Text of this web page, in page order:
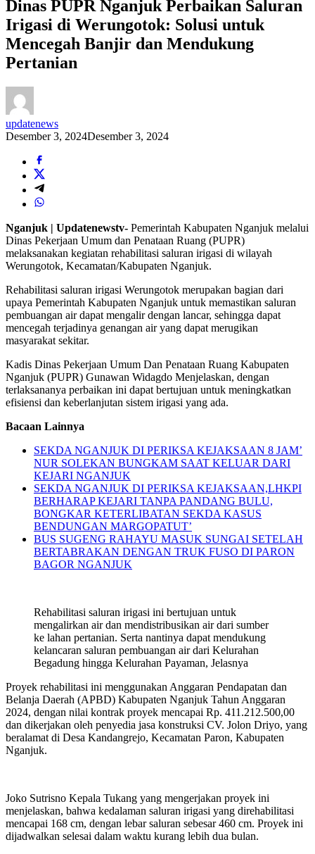
Dinas PUPR Nganjuk Perbaikan Saluran
Irigasi di Werungotok: Solusi untuk
Mencegah Banjir dan Mendukung
Pertanian
updatenews
Desember 3, 2024Desember 3, 2024
Nganjuk | Updatenewstv- Pemerintah Kabupaten Nganjuk melalui
Dinas Pekerjaan Umum dan Penataan Ruang (PUPR)
melaksanakan kegiatan rehabilitasi saluran irigasi di wilayah
Werungotok, Kecamatan/Kabupaten Nganjuk.
Rehabilitasi saluran irigasi Werungotok merupakan bagian dari
upaya Pemerintah Kabupaten Nganjuk untuk memastikan saluran
pembuangan air dapat mengalir dengan lancar, sehingga dapat
mencegah terjadinya genangan air yang dapat merugikan
masyarakat sekitar.
Kadis Dinas Pekerjaan Umum Dan Penataan Ruang Kabupaten
Nganjuk (PUPR) Gunawan Widagdo Menjelaskan, dengan
terlaksananya perbaikan ini dapat bertujuan untuk meningkatkan
efisiensi dan keberlanjutan sistem irigasi yang ada.
Bacaan Lainnya
SEKDA NGANJUK DI PERIKSA KEJAKSAAN 8 JAM’
NUR SOLEKAN BUNGKAM SAAT KELUAR DARI
KEJARI NGANJUK
SEKDA NGANJUK DI PERIKSA KEJAKSAAN,LHKPI
BERHARAP KEJARI TANPA PANDANG BULU,
BONGKAR KETERLIBATAN SEKDA KASUS
BENDUNGAN MARGOPATUT’
BUS SUGENG RAHAYU MASUK SUNGAI SETELAH
BERTABRAKAN DENGAN TRUK FUSO DI PARON
BAGOR NGANJUK
Rehabilitasi saluran irigasi ini bertujuan untuk
mengalirkan air dan mendistribusikan air dari sumber
ke lahan pertanian. Serta nantinya dapat mendukung
kelancaran saluran pembuangan air dari Kelurahan
Begadung hingga Kelurahan Payaman, Jelasnya
Proyek rehabilitasi ini menggunakan Anggaran Pendapatan dan
Belanja Daerah (APBD) Kabupaten Nganjuk Tahun Anggaran
2024, dengan nilai kontrak proyek mencapai Rp. 411.212.500,00
dan dikerjakan oleh penyedia jasa konstruksi CV. Jolon Driyo, yang
beralamat di Desa Kandangrejo, Kecamatan Paron, Kabupaten
Nganjuk.
Joko Sutrisno Kepala Tukang yang mengerjakan proyek ini
menjelaskan, bahwa kedalaman saluran irigasi yang direhabilitasi
mencapai 168 cm, dengan lebar saluran sebesar 460 cm. Proyek ini
dijadwalkan selesai dalam waktu kurang lebih dua bulan.